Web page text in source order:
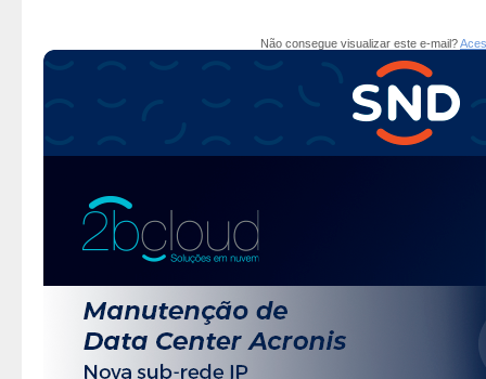
Não consegue visualizar este e-mail?